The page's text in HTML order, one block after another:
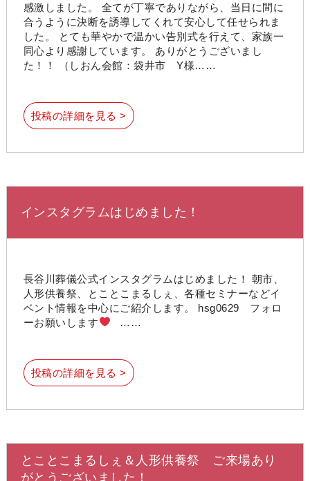
感激しました。 全てが丁寧でありながら、当日に間に
合うように決断を誘導してくれて安心して任せられま
した。 とても華やかで温かい告別式を行えて、家族一
同心より感謝しています。 ありがとうございまし
た！！ （しおん会館：袋井市 Y様……
投稿の詳細を見る >
インスタグラムはじめました！
長谷川葬儀公式インスタグラムはじめました！ 朝市、
人形供養祭、とことこまるしぇ、各種セミナーなどイ
ベント情報を中心にご紹介します。 hsg0629 フォロ
ーお願いします
……
投稿の詳細を見る >
とことこまるしぇ＆人形供養祭 ご来場あり
がとうございました！